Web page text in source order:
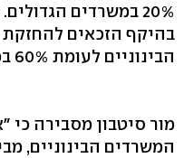
20% במשרדים
הבינוניים לעומת 60% במשרדים הגדולים.
מור סיטבון מסבירה כי
המשרדים הבינוניים,